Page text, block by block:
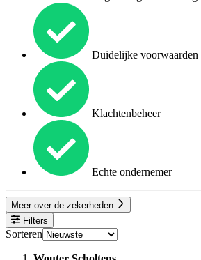
Duidelijke voorwaarden
Klachtenbeheer
Echte ondernemer
Meer over de zekerheden
Filters
Sorteren